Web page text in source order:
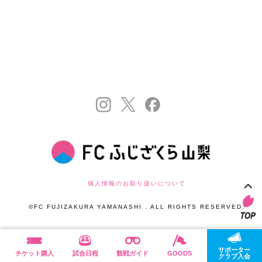
個人情報のお取り扱いについて
©FC FUJIZAKURA YAMANASHI . ALL RIGHTS RESERVED.
チケット購入 試合日程 観戦ガイド GOODS
サポーター
クラブ入会